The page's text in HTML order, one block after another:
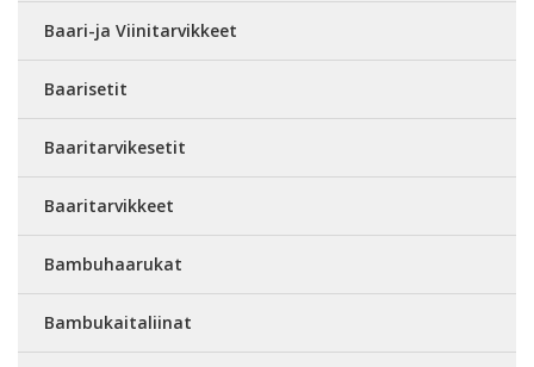
Baari-ja Viinitarvikkeet
Baarisetit
Baaritarvikesetit
Baaritarvikkeet
Bambuhaarukat
Bambukaitaliinat